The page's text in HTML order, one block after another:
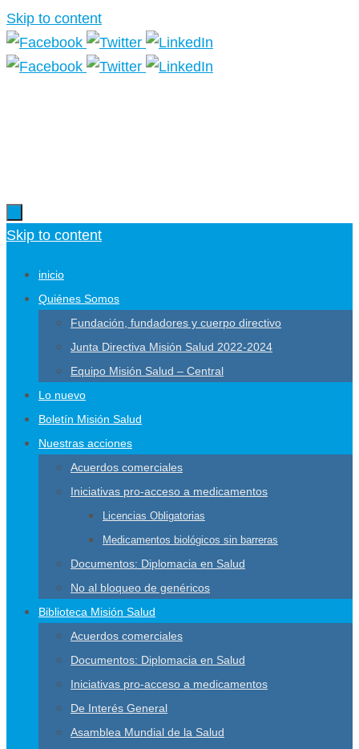
Skip to content
Skip to content
inicio
Quiénes Somos
Fundación, fundadores y cuerpo directivo
Junta Directiva Misión Salud 2022-2024
Equipo Misión Salud – Central
Lo nuevo
Boletín Misión Salud
Nuestras acciones
Acuerdos comerciales
Iniciativas pro-acceso a medicamentos
Licencias Obligatorias
Medicamentos biológicos sin barreras
Documentos: Diplomacia en Salud
No al bloqueo de genéricos
Biblioteca Misión Salud
Acuerdos comerciales
Documentos: Diplomacia en Salud
Iniciativas pro-acceso a medicamentos
De Interés General
Asamblea Mundial de la Salud
Más información.